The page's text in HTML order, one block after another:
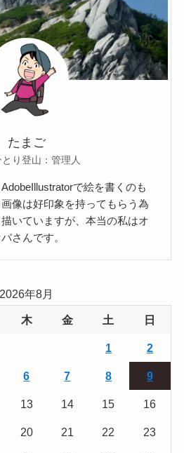
たまご
とり登山：管理人
で絵を書くのも
像は好印象を持ってもらう為
いていますが、本当の私はオ
さんです。
2026年8月
木 金 土 日
1 2
6 7 8 9
13 14 15 16
20 21 22 23